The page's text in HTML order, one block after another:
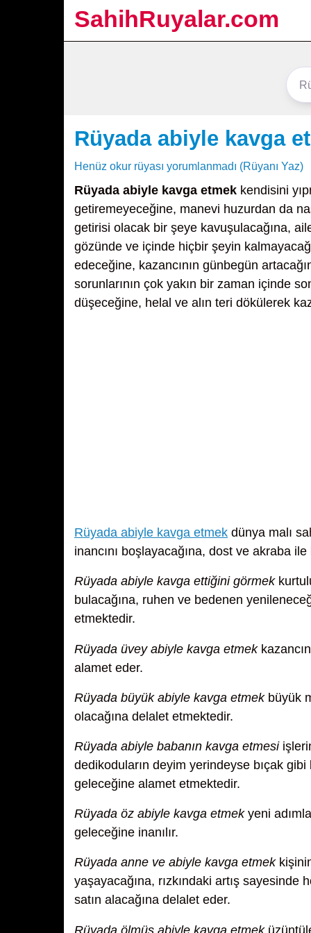
SahihRuyalar.com
Rüyada abiyle kavga
Henüz okur rüyası yorumlanmadı (Rüyanı Yaz)
Rüyada abiyle kavga etmek kendisini
getiremeyeceğine, manevi huzurdan da
getirisi olacak bir şeye kavuşulacağına,
gözünde ve içinde hiçbir şeyin
edeceğine, kazancının günbegün
sorunlarının çok yakın bir zaman içinde
düşeceğine, helal ve alın teri dökülerek
Rüyada abiyle kavga etmek dünya malı
inancını boşlayacağına, dost ve akraba
Rüyada abiyle kavga ettiğini görmek
bulacağına, ruhen ve bedenen
etmektedir.
Rüyada üvey abiyle kavga etmek
alamet eder.
Rüyada büyük abiyle kavga etmekbüyük
olacağına delalet etmektedir.
Rüyada abiyle babanın kavga etmesi
dedikoduların deyim yerindeyse bıçak
geleceğine alamet etmektedir.
Rüyada öz abiyle kavga etmekyeni
geleceğine inanılır.
Rüyada anne ve abiyle kavga etmek
yaşayacağına, rızkındaki artış
satın alacağına delalet eder.
Rüyada ölmüş abiyle kavga etmek